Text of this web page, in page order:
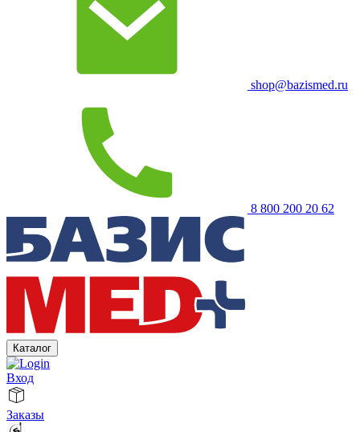
shop@bazismed.ru
8 800 200 20 62
Каталог
Вход
Заказы